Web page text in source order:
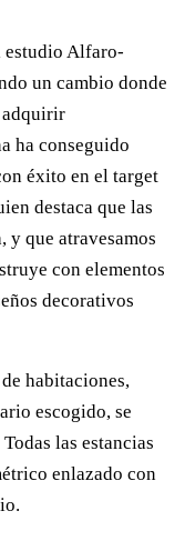
estudio Alfaro-
un cambio donde
adquirir
ha conseguido
éxito en el target
destaca que las
y que atravesamos
con elementos
decorativos
habitaciones,
escogido, se
las estancias
enlazado con